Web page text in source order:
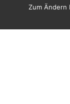
Zum Ändern